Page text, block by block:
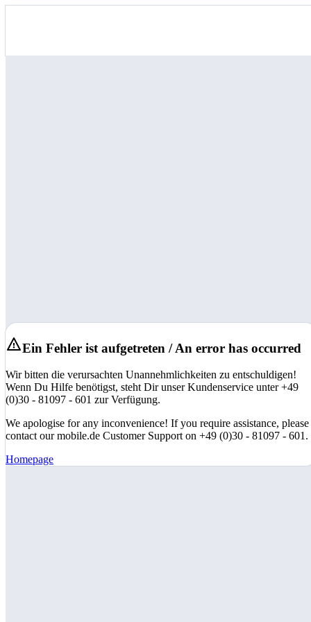
Ein Fehler ist aufgetreten / An error has occurred
Wir bitten die verursachten Unannehmlichkeiten zu entschuldigen!
Wenn Du Hilfe benötigst, steht Dir unser Kundenservice unter +49
(0)30 - 81097 - 601 zur Verfügung.
We apologise for any inconvenience! If you require assistance, please
contact our mobile.de Customer Support on +49 (0)30 - 81097 - 601.
Homepage